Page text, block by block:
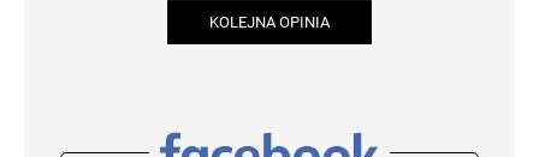
KOLEJNA OPINIA